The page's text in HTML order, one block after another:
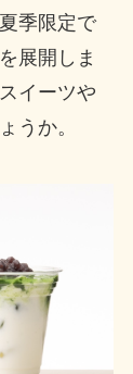
季限定で
展開しま
イーツや
うか。